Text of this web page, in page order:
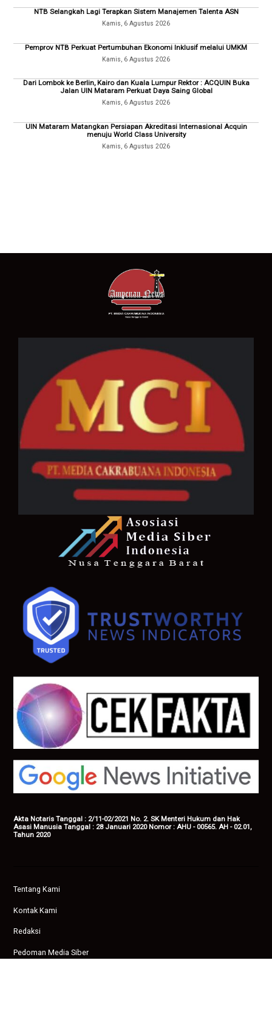
NTB Selangkah Lagi Terapkan Sistem Manajemen Talenta ASN
Kamis, 6 Agustus 2026
Pemprov NTB Perkuat Pertumbuhan Ekonomi Inklusif melalui UMKM
Kamis, 6 Agustus 2026
Dari Lombok ke Berlin, Kairo dan Kuala Lumpur Rektor : ACQUIN Buka
Jalan UIN Mataram Perkuat Daya Saing Global
Kamis, 6 Agustus 2026
UIN Mataram Matangkan Persiapan Akreditasi Internasional Acquin
menuju World Class University
Kamis, 6 Agustus 2026
Akta Notaris Tanggal : 2/11-02/2021 No. 2. SK Menteri Hukum dan Hak
Asasi Manusia Tanggal : 28 Januari 2020 Nomor : AHU - 00565. AH - 02.01,
Tahun 2020
Tentang Kami
Kontak Kami
Redaksi
Pedoman Media Siber